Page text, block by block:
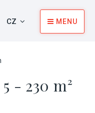
CZ MENU
- 230 m²